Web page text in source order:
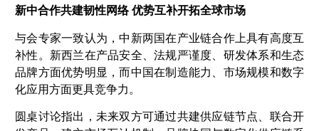
新中合作共建韧性网络 优势互补开拓全球市场
与会专家一致认为，中新两国在产业链合作上具有高度互
补性。新西兰在产品安全、法规严谨度、研发体系和生态
品牌方面优势明显，而中国在制造能力、市场规模和数字
化应用方面更具竞争力。
圆桌讨论指出，未来双方可通过共建供应链节点、联合开